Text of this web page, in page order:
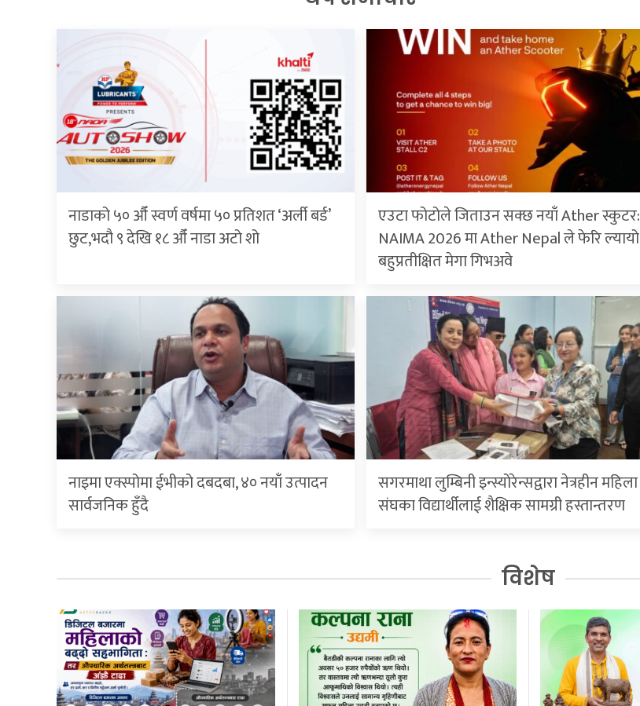
नाडाको ५० औँ स्वर्ण वर्षमा ५० प्रतिशत ‘अर्ली बर्ड’
छुट,भदौ ९ देखि १८ औँ नाडा अटो शो
एउटा फोटोले जिताउन सक्छ नयाँ Ather स्कुटर:
NAIMA 2026 मा Ather Nepal ले फेरि ल्यायो
बहुप्रतीक्षित मेगा गिभअवे
नाइमा एक्स्पोमा ईभीको दबदबा, ४० नयाँ उत्पादन
सार्वजनिक हुँदै
सगरमाथा लुम्बिनी इन्स्योरेन्सद्वारा नेत्रहीन महिला
संघका विद्यार्थीलाई शैक्षिक सामग्री हस्तान्तरण
विशेष